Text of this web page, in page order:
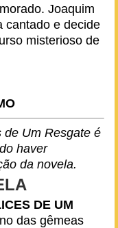
Joaquim
cantado e decide
misterioso de
de Um Resgate é
haver
da novela.
DE UM
das gêmeas